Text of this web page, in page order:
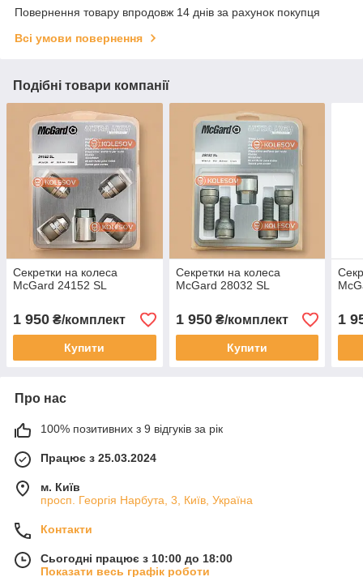
Повернення товару впродовж 14 днів за рахунок покупця
Всі умови повернення
Подібні товари компанії
Секретки на колеса
McGard 24152 SL
1 950 ₴/комплект
Купити
Секретки на колеса
McGard 28032 SL
1 950₴/комплект
Купити
1
Про нас
100% позитивних з 9 відгуків за рік
Працює з 25.03.2024
м. Київ
просп. Георгія Нарбута, 3, Київ, Україна
Контакти
Сьогодні працює з 10:00 до 18:00
Показати весь графік роботи